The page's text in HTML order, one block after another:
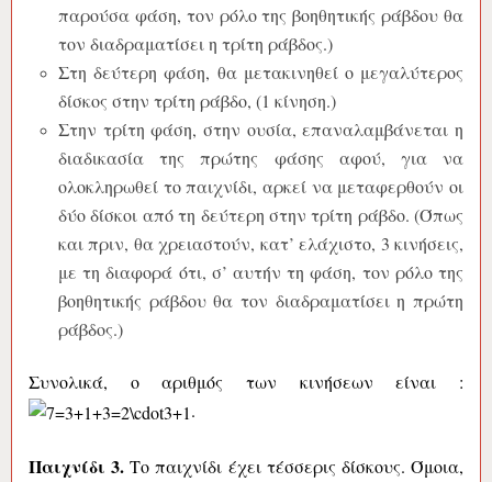
παρούσα φάση, τον ρόλο της βοηθητικής ράβδου θα
τον διαδραματίσει η τρίτη ράβδος.)
Στη δεύτερη φάση, θα μετακινηθεί ο μεγαλύτερος
δίσκος στην τρίτη ράβδο, (1 κίνηση.)
Στην τρίτη φάση, στην ουσία, επαναλαμβάνεται η
διαδικασία της πρώτης φάσης αφού, για να
ολοκληρωθεί το παιχνίδι, αρκεί να μεταφερθούν οι
δύο δίσκοι από τη δεύτερη στην τρίτη ράβδο. (Όπως
και πριν, θα χρειαστούν, κατ’ ελάχιστο, 3 κινήσεις,
με τη διαφορά ότι, σ’ αυτήν τη φάση, τον ρόλο της
βοηθητικής ράβδου θα τον διαδραματίσει η πρώτη
ράβδος.)
Συνολικά, ο αριθμός των κινήσεων είναι :
.
Παιχνίδι 3.Το παιχνίδι έχει τέσσερις δίσκους. Όμοια,